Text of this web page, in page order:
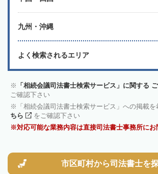
九州・沖縄
よく検索されるエリア
「相続会議司法書士検索サービス」に関する
ご確認下さい
「相続会議司法書士検索サービス」への掲載
ちら
をご確認下さい
対応可能な業務内容は直接司法書士事務所に
市区町村から司法書士を